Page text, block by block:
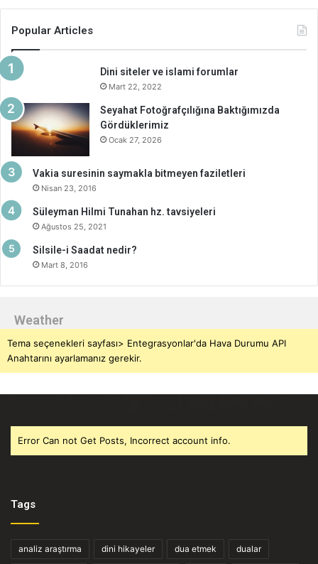
Popular Articles
Dini siteler ve islami forumlar
Mart 22, 2022
Seyahat Fotoğrafçılığına Baktığımızda
Gördüklerimiz
Ocak 27, 2026
Vakia suresinin saymakla bitmeyen faziletleri
Nisan 23, 2016
Süleyman Hilmi Tunahan hz. tavsiyeleri
Ağustos 25, 2021
Silsile-i Saadat nedir?
Mart 8, 2016
Weather
Tema seçenekleri sayfası> Entegrasyonlar'da Hava Durumu API
Anahtarını ayarlamanız gerekir.
Error Can not Get Posts, Incorrect account info.
Tags
analiz araştırma dini hikayeler dua etmek dualar